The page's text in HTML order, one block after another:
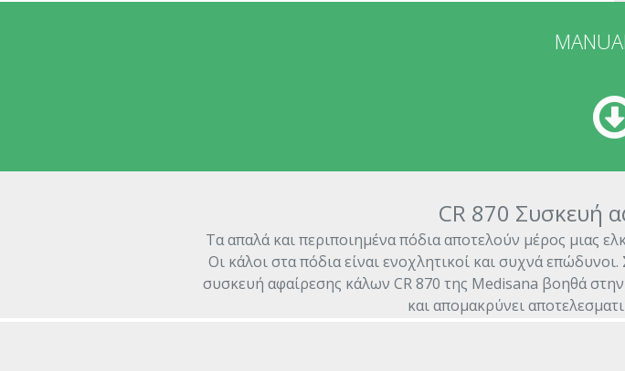
CR 870 Συσκευή
Τα απαλά και περιποιημένα πόδια αποτελούν μέρος μιας
Οι κάλοι στα πόδια είναι ενοχλητικοί και συχνά
συσκευή αφαίρεσης κάλων CR 870 της Medisana βοηθά
και απομακρύνει